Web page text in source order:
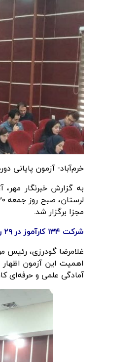
خرم‌آباد- آزمون پایانی
به گزارش خبرنگار مهر،
مجزا برگزار شد.
شرکت ۱۳۴ کارآموز در ۲۹ رشته تخصصی
غلامرضا گودرزی، رئیس
اهمیت این آزمون
آمادگی علمی و حرفه‌ای